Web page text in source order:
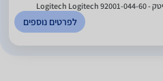
לפרטים נוספים